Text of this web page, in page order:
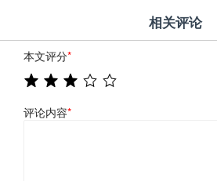
相关评论
本文评分*
评论内容*